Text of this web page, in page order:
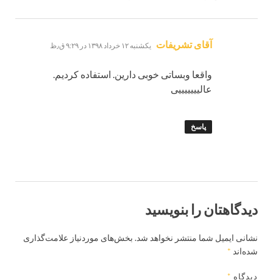
آقای تشریفات گفت:
یکشنبه ۱۲ خرداد ۱۳۹۸ در ۹:۲۹ ق٫ظ
واقعا وبساتی خوبی دارین. استفاده کردیم.
عالیییییییی
پاسخ
دیدگاهتان را بنویسید
نشانی ایمیل شما منتشر نخواهد شد. بخش‌های موردنیاز علامت‌گذاری
شده‌اند *
دیدگاه *